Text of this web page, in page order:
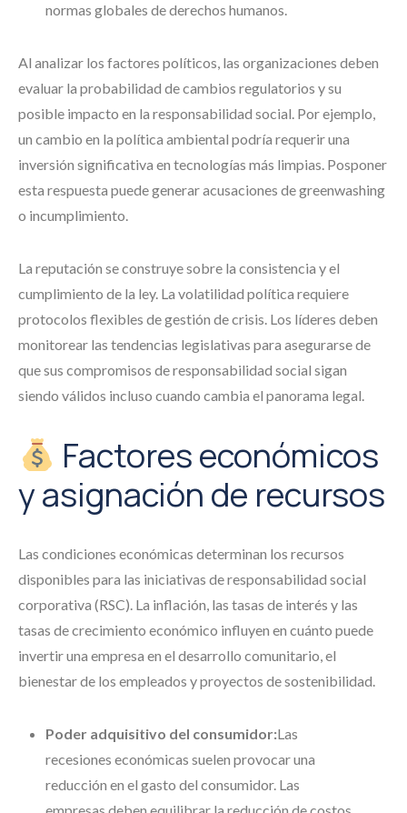
normas globales de derechos humanos.
Al analizar los factores políticos, las organizaciones deben
evaluar la probabilidad de cambios regulatorios y su
posible impacto en la responsabilidad social. Por ejemplo,
un cambio en la política ambiental podría requerir una
inversión significativa en tecnologías más limpias. Posponer
esta respuesta puede generar acusaciones de greenwashing
o incumplimiento.
La reputación se construye sobre la consistencia y el
cumplimiento de la ley. La volatilidad política requiere
protocolos flexibles de gestión de crisis. Los líderes deben
monitorear las tendencias legislativas para asegurarse de
que sus compromisos de responsabilidad social sigan
siendo válidos incluso cuando cambia el panorama legal.
Factores económicos
y asignación de recursos
Las condiciones económicas determinan los recursos
disponibles para las iniciativas de responsabilidad social
corporativa (RSC). La inflación, las tasas de interés y las
tasas de crecimiento económico influyen en cuánto puede
invertir una empresa en el desarrollo comunitario, el
bienestar de los empleados y proyectos de sostenibilidad.
Poder adquisitivo del consumidor:Las
recesiones económicas suelen provocar una
reducción en el gasto del consumidor. Las